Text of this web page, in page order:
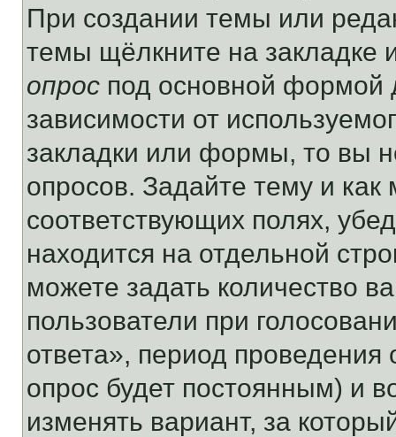
При создании темы или
темы щёлкните на
опрос под основной формой
зависимости от
закладки или формы, то вы
опросов. Задайте тему и
соответствующих полях,
находится на отдельной
можете задать количество
пользователи при
ответа», период проведения
опрос будет постоянным) и
изменять вариант, за